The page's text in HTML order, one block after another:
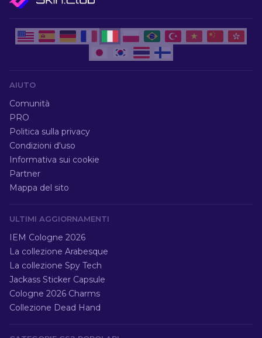
AIUTO
Comunità
PRO
Politica sulla privacy
Condizioni d'uso
Informativa sui cookie
Partner
Mappa del sito
ULTIMI AGGIORNAMENTI
IEM Cologne 2026
La collezione Arabesque
La collezione Spy Tech
Jackass Sticker Capsule
Cologne 2026 Charms
Collezione Dead Hand